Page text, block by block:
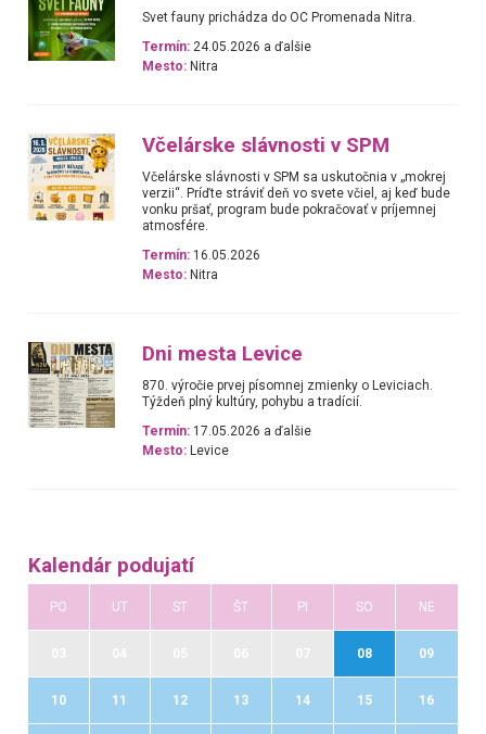
Svet fauny prichádza do OC Promenada Nitra.
Termín: 24.05.2026 a ďalšie
Mesto: Nitra
Včelárske slávnosti v SPM
Včelárske slávnosti v SPM sa uskutočnia v „mokrej
verzii“. Príďte stráviť deň vo svete včiel, aj keď bude
vonku pršať, program bude pokračovať v príjemnej
atmosfére.
Termín: 16.05.2026
Mesto: Nitra
Dni mesta Levice
870. výročie prvej písomnej zmienky o Leviciach.
Týždeň plný kultúry, pohybu a tradícií.
Termín: 17.05.2026 a ďalšie
Mesto: Levice
Kalendár podujatí
PO UT ST ŠT PI SO NE
08 09
10 11 12 13 14 15 16